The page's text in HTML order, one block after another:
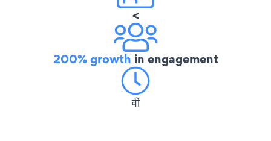
<
200% growth in engagement
वी